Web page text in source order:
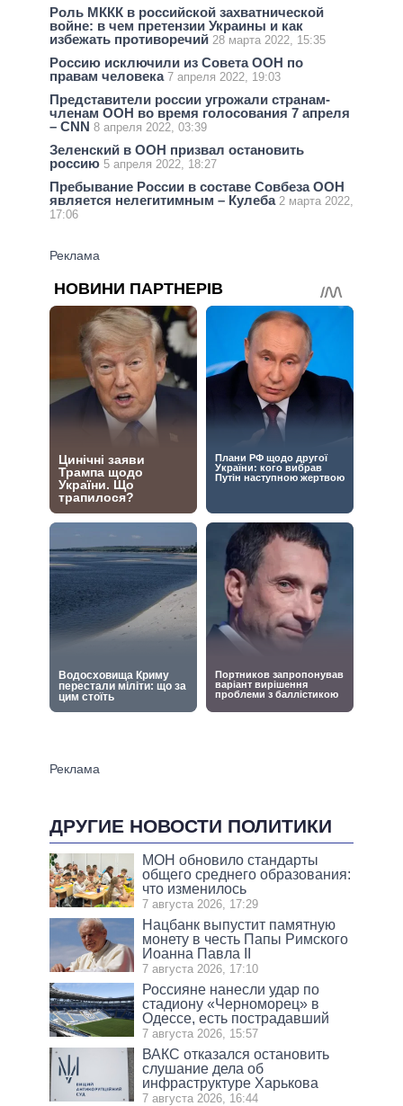
Роль МККК в российской захватнической
войне: в чем претензии Украины и как
избежать противоречий 28 марта 2022, 15:35
Россию исключили из Совета ООН по
правам человека 7 апреля 2022, 19:03
Представители россии угрожали странам-
членам ООН во время голосования 7 апреля
– CNN 8 апреля 2022, 03:39
Зеленский в ООН призвал остановить
россию 5 апреля 2022, 18:27
Пребывание России в составе Совбеза ООН
является нелегитимным – Кулеба 2 марта 2022,
17:06
ДРУГИЕ НОВОСТИ ПОЛИТИКИ
МОН обновило стандарты
общего среднего образования:
что изменилось
7 августа 2026, 17:29
Нацбанк выпустит памятную
монету в честь Папы Римского
Иоанна Павла II
7 августа 2026, 17:10
Россияне нанесли удар по
стадиону «Черноморец» в
Одессе, есть пострадавший
7 августа 2026, 15:57
ВАКС отказался остановить
слушание дела об
инфраструктуре Харькова
7 августа 2026, 16:44